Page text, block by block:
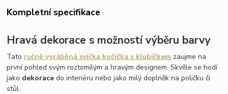
Kompletní specifikace
Hravá dekorace s možností výběru barvy
Tato ručně vyráběná svíčka kočička s klubíčkem zaujme na
první pohled svým roztomilým a hravým designem. Skvěle se hodí
jako dekorace do interiéru nebo jako milý doplněk na poličku či
stůl.